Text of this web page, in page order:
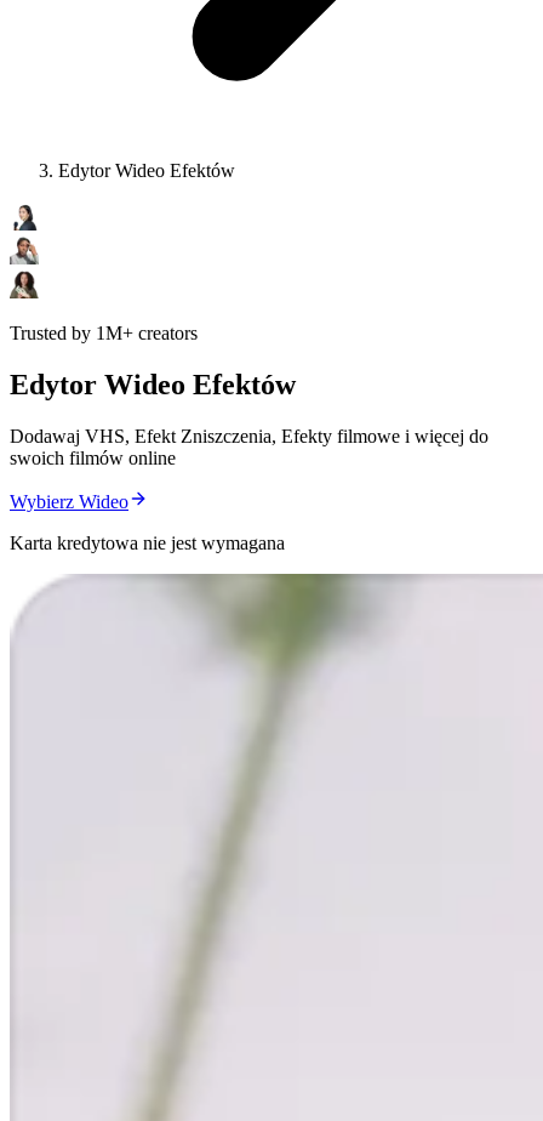
Edytor Wideo Efektów
Trusted by 1M+ creators
Edytor Wideo Efektów
Dodawaj VHS, Efekt Zniszczenia, Efekty filmowe i więcej do
swoich filmów online
Wybierz Wideo
Karta kredytowa nie jest wymagana